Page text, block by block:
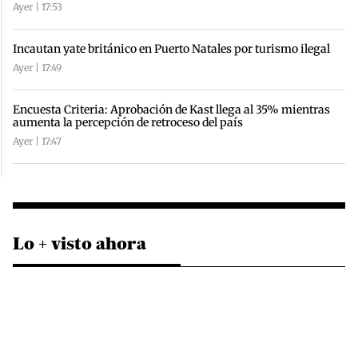
Ayer | 17:53
Incautan yate británico en Puerto Natales por turismo ilegal
Ayer | 17:49
Encuesta Criteria: Aprobación de Kast llega al 35% mientras
aumenta la percepción de retroceso del país
Ayer | 17:47
Lo + visto ahora